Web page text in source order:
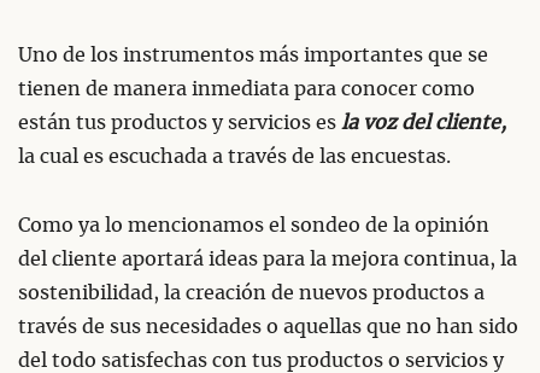
Uno de los instrumentos más importantes que se
tienen de manera inmediata para conocer como
están tus productos y servicios es la voz del cliente,
la cual es escuchada a través de las encuestas.
Como ya lo mencionamos el sondeo de la opinión
del cliente aportará ideas para la mejora continua, la
sostenibilidad, la creación de nuevos productos a
través de sus necesidades o aquellas que no han sido
del todo satisfechas con tus productos o servicios y